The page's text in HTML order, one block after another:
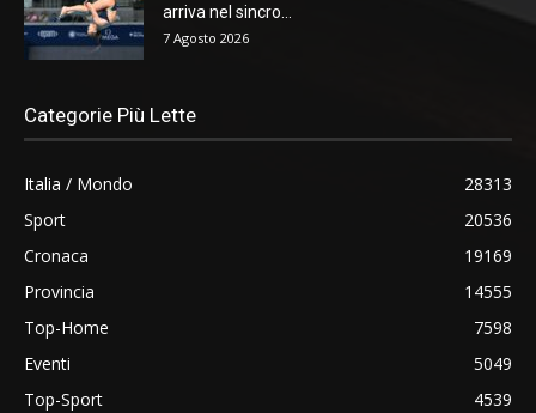
arriva nel sincro...
7 Agosto 2026
Categorie Più Lette
Italia / Mondo
28313
Sport
20536
Cronaca
19169
Provincia
14555
Top-Home
7598
Eventi
5049
Top-Sport
4539